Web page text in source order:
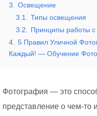
3.
Освещение
3.1.
Типы освещения
3.2.
Принципы работы с
4.
5 Правил Уличной
Каждый! — Обучение
Фотография — это
представление о чем-